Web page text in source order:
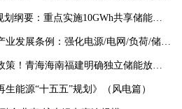
要：重点实施10GWh共享储能电站等项目
电源/电网/负荷/储能协同，推动城市供电可靠性符合算力设施标准
海海南福建明确独立储能放电退减输配电费！
能源“十五五”规划》（风电篇）